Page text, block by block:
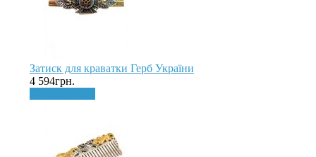
Затиск для краватки Герб України
4 594грн.